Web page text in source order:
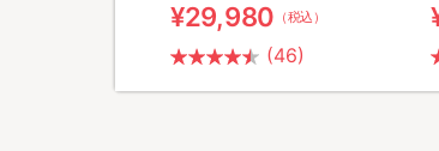
¥29,980 （税込）
(46)